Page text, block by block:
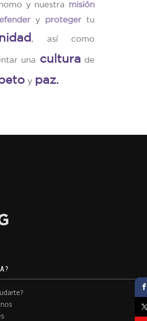
y nuestra misión
y proteger tu
, así como
una cultura de
y paz.